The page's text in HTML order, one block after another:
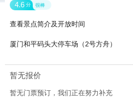
4.6 分 很棒
查看景点简介及开放时间
厦门和平码头大停车场（2号方舟）
暂无报价
暂无门票预订，我们正在努力补充